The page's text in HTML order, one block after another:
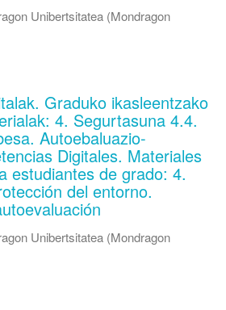
Unibertsitatea (Mondragon
Graduko ikasleentzako
4. Segurtasuna 4.4.
Autoebaluazio-
Digitales. Materiales
estudiantes de grado: 4.
del entorno.
Unibertsitatea (Mondragon